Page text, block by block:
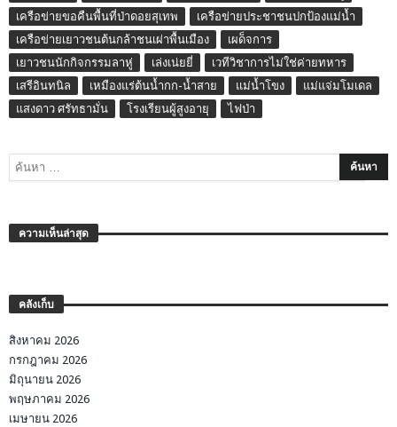
เครือข่ายขอคืนพื้นที่ป่าดอยสุเทพ
เครือข่ายประชาชนปกป้องแม่น้ำ
เครือข่ายเยาวชนต้นกล้าชนเผ่าพื้นเมือง
เผด็จการ
เยาวชนนักกิจกรรมลาหู่
เล่งเน่ยยี่
เวทีวิชาการไม่ใช่ค่ายทหาร
เสรีอินทนิล
เหมืองแร่ต้นน้ำกก-น้ำสาย แม่น้ำโขง
แม่แจ่มโมเดล
แสงดาว ศรัทธามั่น
โรงเรียนผู้สูงอายุ ไฟป่า
ความเห็นล่าสุด
คลังเก็บ
สิงหาคม 2026
กรกฎาคม 2026
มิถุนายน 2026
พฤษภาคม 2026
เมษายน 2026